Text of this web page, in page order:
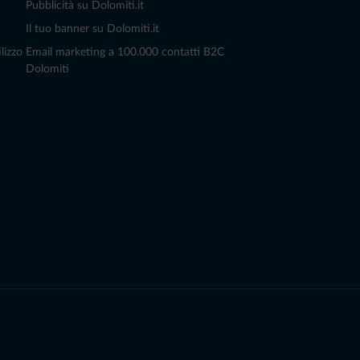
Pubblicità su Dolomiti.it
Il tuo banner su Dolomiti.it
Email marketing a 100.000 contatti B2C
Dolomiti